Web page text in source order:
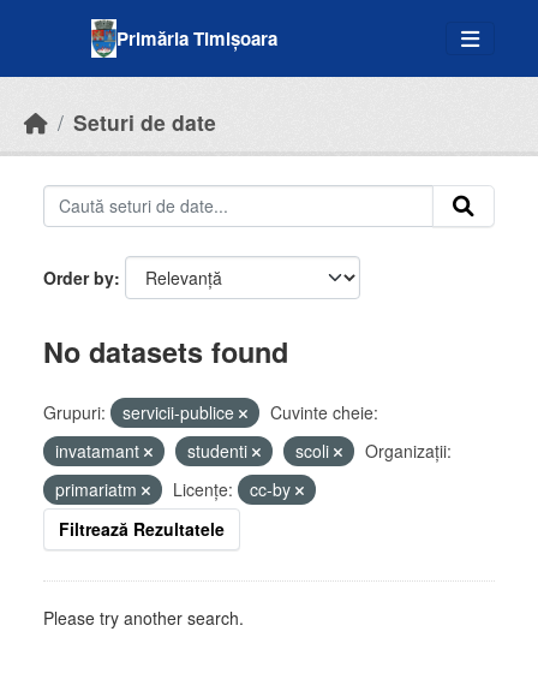
Primăria Timișoara
Seturi de date
Order by
No datasets found
Grupuri: servicii-publice
Cuvinte cheie:
invatamant
studenti scoli
Organizații:
primariatm
Licenţe:
cc-by
Filtrează Rezultatele
Please try another search.